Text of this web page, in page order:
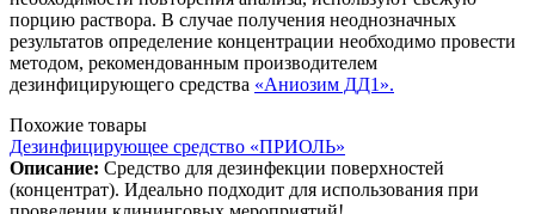
порцию раствора. В случае получения неоднозначных
результатов определение концентрации необходимо провести
методом, рекомендованным производителем
дезинфицирующего средства «Аниозим ДД1».
Похожие товары
Дезинфицирующее средство «ПРИОЛЬ»
Описание: Средство для дезинфекции поверхностей
(концентрат). Идеально подходит для использования при